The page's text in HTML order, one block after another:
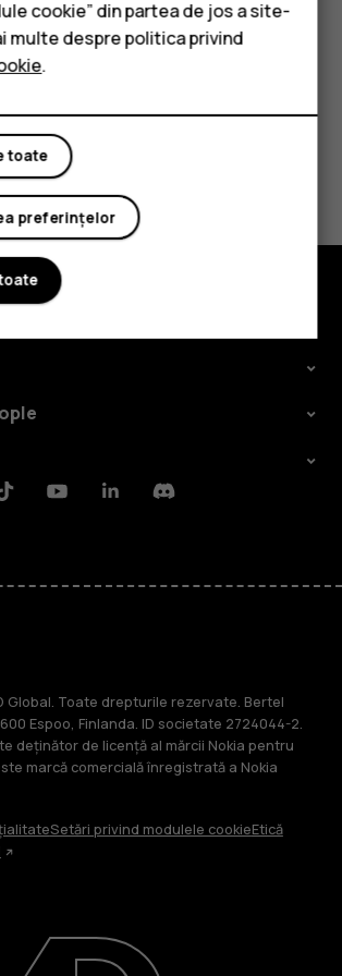
reciclează
Avion.
aceste informații?
YoutubeLinkedinDiscord
Global. Toate drepturile rezervate. Bertel
Espoo, Finlanda. ID societate 2724044-2.
deținător de licență al mărcii Nokia pentru
marcă comercială înregistrată a Nokia
Setări privind modulele cookieEtică
cookie” din partea de jos a site-
multe despre politica privind
.
toate
preferințelor